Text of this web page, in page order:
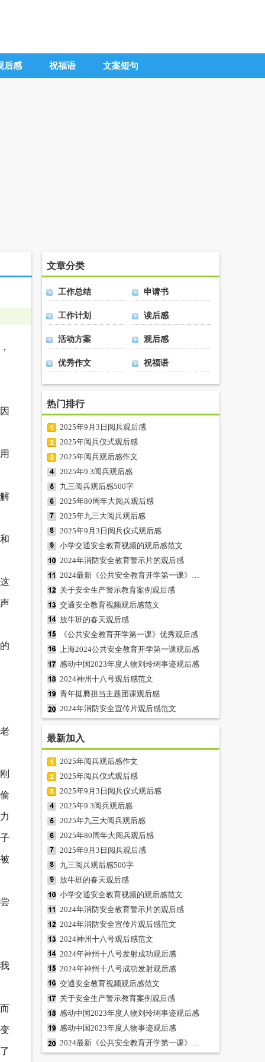
后感 祝福语 文案短句
文章分类
工作总结 申请书
工作计划 读后感
活动方案 观后感
优秀作文 祝福语
热门排行
2025年9月3日阅兵观后感
2025年阅兵仪式观后感
2025年阅兵观后感作文
2025年9.3阅兵观后感
九三阅兵观后感500字
2025年80周年大阅兵观后感
2025年九三大阅兵观后感
2025年9月3日阅兵仪式观后感
小学交通安全教育视频的观后感范文
2024年消防安全教育警示片的观后感
2024最新《公共安全教育开学第一课》观后感
关于安全生产警示教育案例观后感
交通安全教育视频观后感范文
放牛班的春天观后感
《公共安全教育开学第一课》优秀观后感
上海2024公共安全教育开学第一课观后感
感动中国2023年度人物刘玲琍事迹观后感
2024神州十八号观后感范文
青年挺膺担当主题团课观后感
2024年消防安全宣传片观后感范文
最新加入
2025年阅兵观后感作文
2025年阅兵仪式观后感
2025年9月3日阅兵仪式观后感
2025年9.3阅兵观后感
2025年九三大阅兵观后感
2025年80周年大阅兵观后感
2025年9月3日阅兵观后感
九三阅兵观后感500字
放牛班的春天观后感
小学交通安全教育视频的观后感范文
2024年消防安全教育警示片的观后感
2024年消防安全宣传片观后感范文
2024神州十八号观后感范文
2024年神州十八号发射成功观后感
2024年神州十八号成功发射观后感
交通安全教育视频观后感范文
关于安全生产警示教育案例观后感
感动中国2023年度人物刘玲琍事迹观后感
感动中国2023年度人物事迹观后感
2024最新《公共安全教育开学第一课》观后感